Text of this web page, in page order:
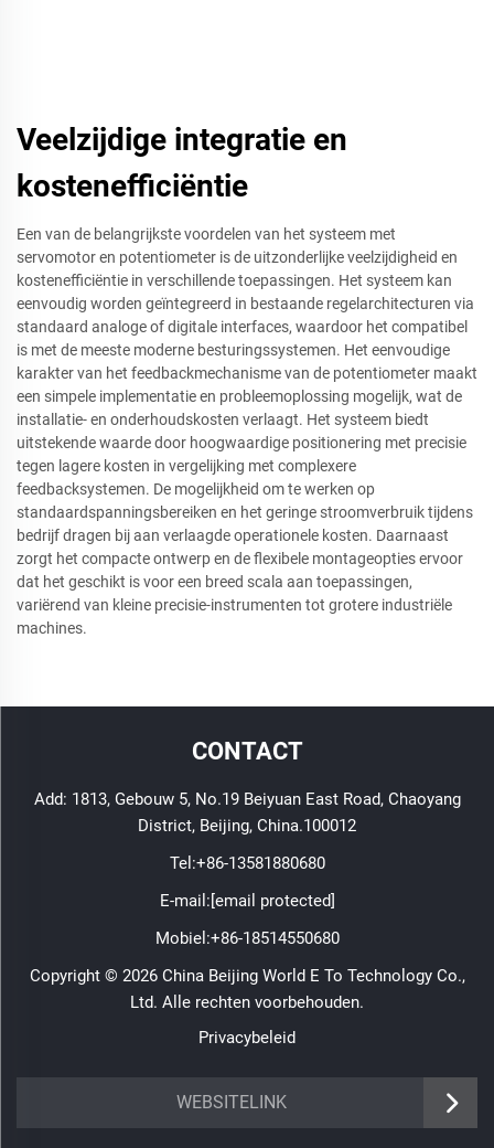
Veelzijdige integratie en
kostenefficiëntie
Een van de belangrijkste voordelen van het systeem met
servomotor en potentiometer is de uitzonderlijke veelzijdigheid en
kostenefficiëntie in verschillende toepassingen. Het systeem kan
eenvoudig worden geïntegreerd in bestaande regelarchitecturen via
standaard analoge of digitale interfaces, waardoor het compatibel
is met de meeste moderne besturingssystemen. Het eenvoudige
karakter van het feedbackmechanisme van de potentiometer maakt
een simpele implementatie en probleemoplossing mogelijk, wat de
installatie- en onderhoudskosten verlaagt. Het systeem biedt
uitstekende waarde door hoogwaardige positionering met precisie
tegen lagere kosten in vergelijking met complexere
feedbacksystemen. De mogelijkheid om te werken op
standaardspanningsbereiken en het geringe stroomverbruik tijdens
bedrijf dragen bij aan verlaagde operationele kosten. Daarnaast
zorgt het compacte ontwerp en de flexibele montageopties ervoor
dat het geschikt is voor een breed scala aan toepassingen,
variërend van kleine precisie-instrumenten tot grotere industriële
machines.
CONTACT
Add: 1813, Gebouw 5, No.19 Beiyuan East Road, Chaoyang
District, Beijing, China.100012
Tel:+86-13581880680
E-mail:[email protected]
Mobiel:+86-18514550680
Copyright © 2026 China Beijing World E To Technology Co.,
Ltd. Alle rechten voorbehouden.
Privacybeleid
WEBSITELINK